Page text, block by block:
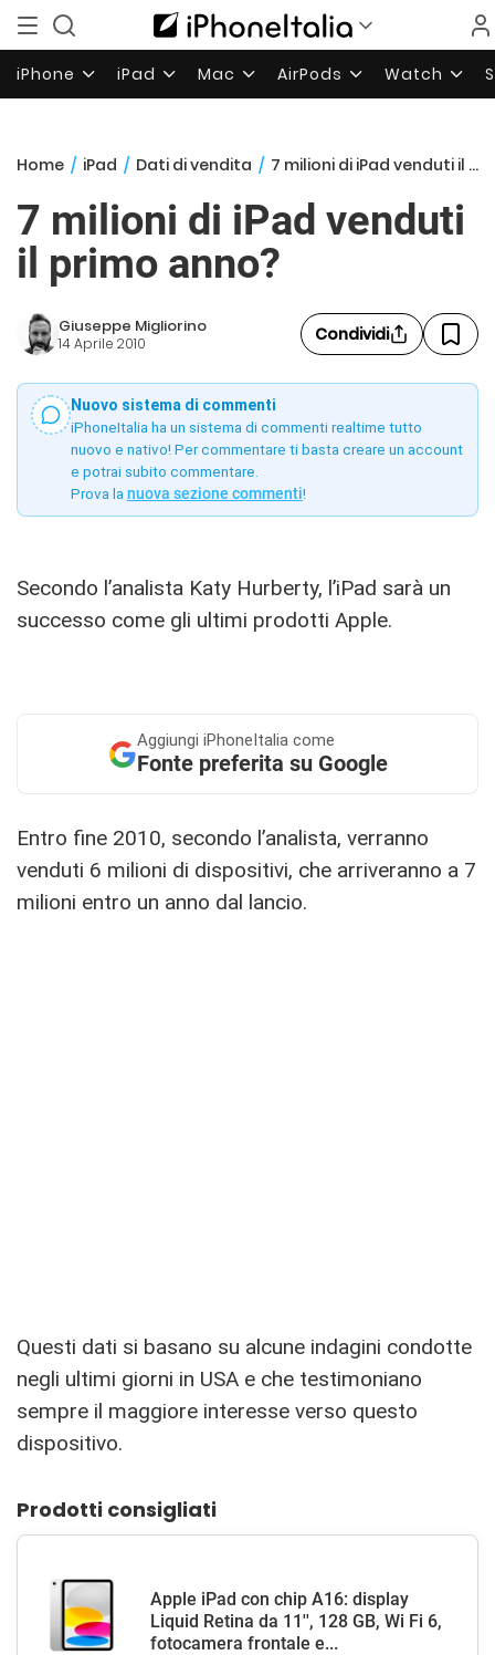
iPhone iPad Mac AirPods Watch
Home / iPad / Dati di vendita / 7 milioni di iPad venduti il primo anno?
7 milioni di iPad venduti
il primo anno?
Giuseppe Migliorino
14 Aprile 2010 Condividi
Nuovo sistema di commenti
iPhoneItalia ha un sistema di commenti realtime tutto
nuovo e nativo! Per commentare ti basta creare un account
e potrai subito commentare.
Prova la nuova sezione commenti!
Secondo l’analista Katy Hurberty, l’iPad sarà un
successo come gli ultimi prodotti Apple.
Aggiungi iPhoneItalia come
Fonte preferita su Google
Entro fine 2010, secondo l’analista, verranno
venduti 6 milioni di dispositivi, che arriveranno a 7
milioni entro un anno dal lancio.
Questi dati si basano su alcune indagini condotte
negli ultimi giorni in USA e che testimoniano
sempre il maggiore interesse verso questo
dispositivo.
Prodotti consigliati
Apple iPad con chip A16: display
Liquid Retina da 11'', 128 GB, Wi Fi 6,
fotocamera frontale e...